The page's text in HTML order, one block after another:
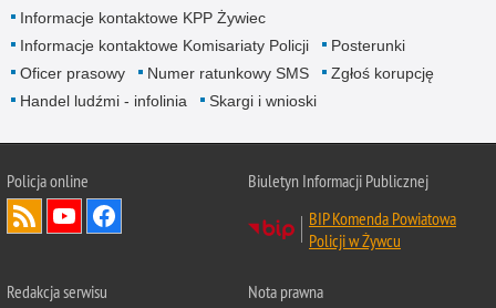
Informacje kontaktowe KPP Żywiec
Informacje kontaktowe Komisariaty Policji
Posterunki
Oficer prasowy
Numer ratunkowy SMS
Zgłoś korupcję
Handel ludźmi - infolinia
Skargi i wnioski
Policja online
Biuletyn Informacji Publicznej
BIP Komenda Powiatowa
Policji w Żywcu
Redakcja serwisu Nota prawna